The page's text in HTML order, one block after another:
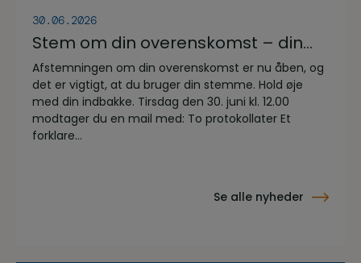
30.06.2026
Stem om din overenskomst – din
stemme er vigtig!
Afstemningen om din overenskomst er nu åben, og
det er vigtigt, at du bruger din stemme. Hold øje
med din indbakke. Tirsdag den 30. juni kl. 12.00
modtager du en mail med: To protokollater Et
forklare...
Se alle nyheder